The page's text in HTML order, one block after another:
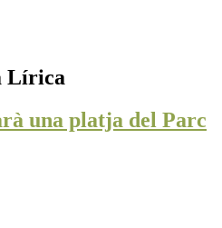
Lírica
una platja del Parc